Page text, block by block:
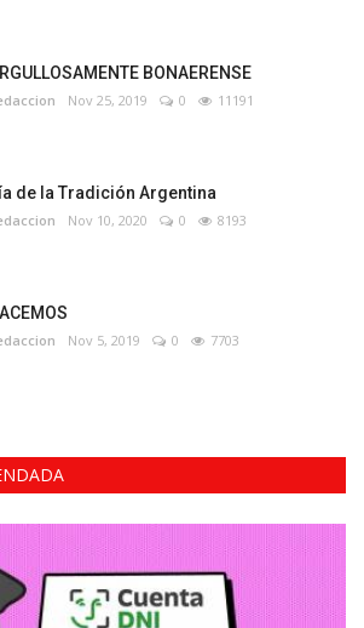
BONAERENSE
Nov 25, 2019 0 11191
de la Tradición Argentina
Nov 10, 2020 0 8193
Nov 5, 2019 0 7703